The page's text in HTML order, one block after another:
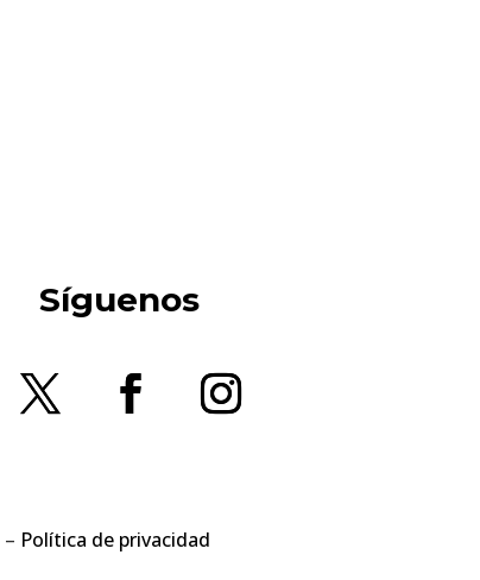
Síguenos
– Política de privacidad